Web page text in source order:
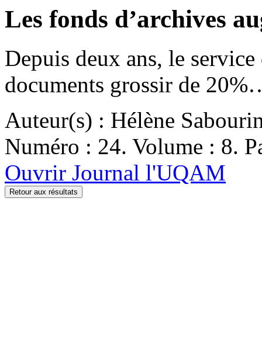
Les fonds d’archives
Depuis deux ans, le
documents grossir de
Auteur(s) : Hélène
Numéro : 24. Volume : 8.
Ouvrir Journal l'UQAM
Retour aux résultats